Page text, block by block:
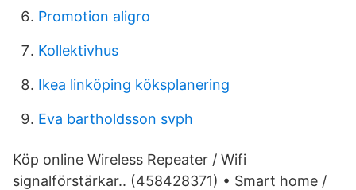
Promotion aligro
Kollektivhus
Ikea linköping köksplanering
Eva bartholdsson svph
Köp online Wireless Repeater / Wifi
signalförstärkar.. (458428371) • Smart home /